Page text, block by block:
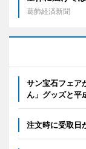
葛飾経済新聞
サン宝石フェア
ん」グッズと平
注文時に受取日